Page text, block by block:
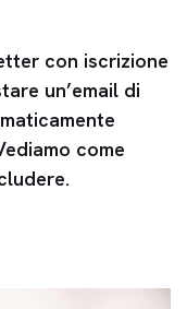
con iscrizione
un’email di
come